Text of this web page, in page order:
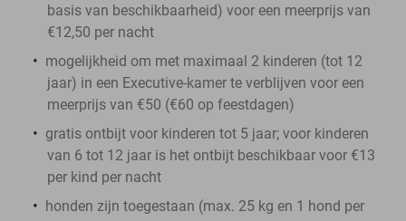
basis van beschikbaarheid) voor een meerprijs van
€12,50 per nacht
mogelijkheid om met maximaal 2 kinderen (tot 12
jaar) in een Executive-kamer te verblijven voor een
meerprijs van €50 (€60 op feestdagen)
gratis ontbijt voor kinderen tot 5 jaar; voor kinderen
van 6 tot 12 jaar is het ontbijt beschikbaar voor €13
per kind per nacht
honden zijn toegestaan (max. 25 kg en 1 hond per